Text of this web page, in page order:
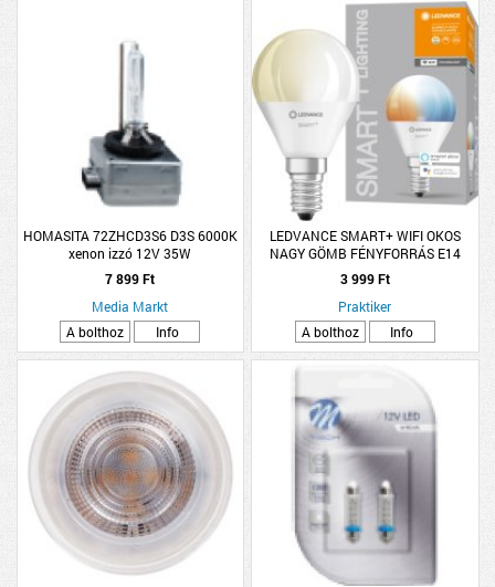
HOMASITA 72ZHCD3S6 D3S 6000K
xenon izzó 12V 35W
7 899 Ft
Media Markt
A bolthoz
Info
LEDVANCE SMART+ WIFI OKOS
NAGY GÖMB FÉNYFORRÁS E14
4,9W 470LM DIMMELHETŐ
3 999 Ft
Praktiker
A bolthoz
Info